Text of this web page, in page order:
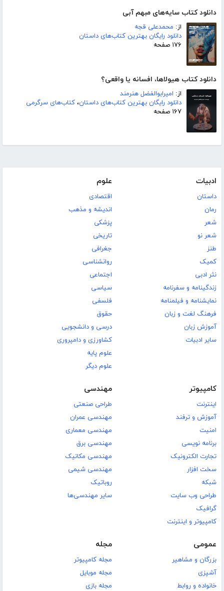
دانلود کتاب سایه‌های مبهم آبی
از: محمدعلی قجه
دانلود رایگان بهترین کتاب‌های داستان
۱۷۶ صفحه
دانلود کتاب هیولاها، افسانه یا واقعی؟
از: امیرابوالفضل هنرمند
دانلود رایگان بهترین کتاب‌های داستان، کتاب‌های سرگرمی
۱۶۷ صفحه
ادبیات
داستان
رمان
شعر
شعر نو
طنز
کمیک
نثر ادبی
زندگینامه و سفرنامه
نمایشنامه و فیلمنامه
فرهنگ لغت و زبان
آموزش زبان
سایر ادبیات
علوم
اقتصادی
اندیشه و مذهب
پزشکی
تاریخی
جغرافی
روانشناسی
اجتماعی
سیاسی
فلسفی
حقوق
درسی و دانشجویی
کشاورزی و دامپروری
علوم پایه
علوم دیگر
کامپیوتر
اینترنت
آموزش و ترفند
امنیت
برنامه نویسی
تجارت الکترونیک
سخت افزار
شبکه
طراحی وب سایت
گرافیک
کامپیوتر و اینترنت
مهندسی
طراحی صنعتی
مهندسی عمران
مهندسی معماری
مهندسی برق
مهندسی مکانیک
مهندسی شیمی
روباتیک
سایر مهندسی‌ها
عمومی
بزرگان و مشاهیر
آشپزی
خانواده و روابط
مجله
مجله کامپیوتر
مجله موبایل
مجله بازی